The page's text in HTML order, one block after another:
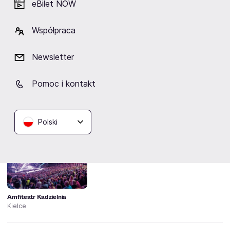
eBilet NOW
Współpraca
Newsletter
Pomoc i kontakt
Polski
Lokalizacja
Amfiteatr Kadzielnia
Kielce